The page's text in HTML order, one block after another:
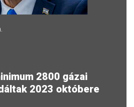
2800 gázai
2023 októbere